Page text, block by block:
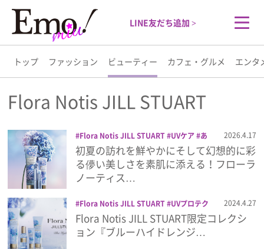
LINE友だち追加 >
トップ ファッション ビューティー カフェ・グルメ エンタ
トップ
ファッション
ビューティー
カフェ・グルメ
エンタメ
Flora Notis JILL STUART
Flora Notis JILL STUART UVケア
あ
じさい コスメ ビューティー ブルーハ
イドレンジア
フレグランス
フローラノ
ーティス ジルスチュアート
ヘアケア
ボディジェリー
美容
2026.4.17
初夏の訪れを鮮やかにそして幻想的に彩
る儚い美しさを素肌に添える！フローラ
ノーティス…
Flora Notis JILL STUART
UVプロテク
ター
オードパルファン コスメ ブルー
ハイドレンジア
フローラノーティス ジ
ルスチュアート
ヘアミルク
リップセラ
2024.4.27
Flora Notis JILL STUART限定コレクシ
ョン『ブルーハイドレンジ…